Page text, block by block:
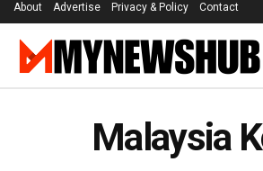
About Advertise Privacy & Policy Contact
Malaysia